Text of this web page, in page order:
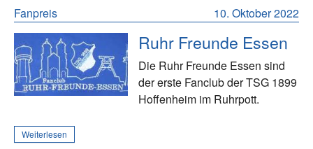
10. Oktober 2022
Fanpreis
Ruhr Freunde Essen
Die Ruhr Freunde Essen sind
der erste Fanclub der TSG 1899
Hoffenheim im Ruhrpott.
Weiterlesen